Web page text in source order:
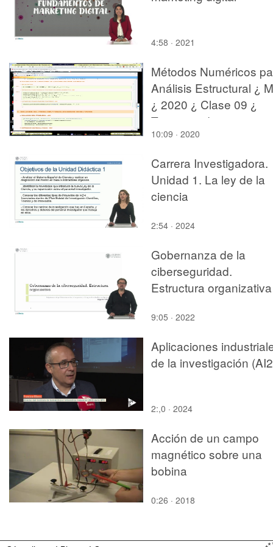
4:58 · 2021
Métodos Numéricos
Análisis Estructural ¿
¿ 2020 ¿ Clase 09 ¿
Tramo 12 de 16
10:09 · 2020
Carrera Investigadora.
Unidad 1. La ley de la
ciencia
2:54 · 2024
Gobernanza de la
ciberseguridad.
Estructura organizativa
9:05 · 2022
Aplicaciones
de la investigación
2:,0 · 2024
Acción de un campo
magnético sobre una
bobina
0:26 · 2018